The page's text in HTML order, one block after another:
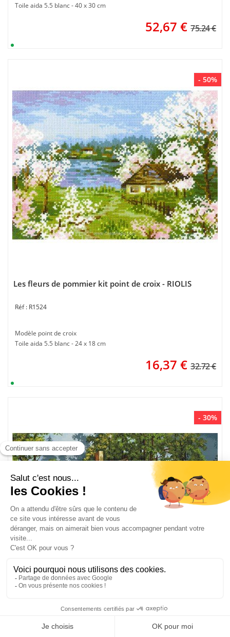
Toile aida 5.5 blanc - 40 x 30 cm
52,67 € 75.24 €
- 50%
Les fleurs de pommier kit point de croix - RIOLIS
R1524
Modèle point de croix
Toile aida 5.5 blanc - 24 x 18 cm
16,37 € 32.72 €
- 30%
Kit moulin dans le forêt - Luca-S